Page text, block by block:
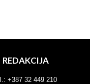
REDAKCIJA
+387 32 449 210